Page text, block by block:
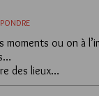
moments ou on à
des lieux…